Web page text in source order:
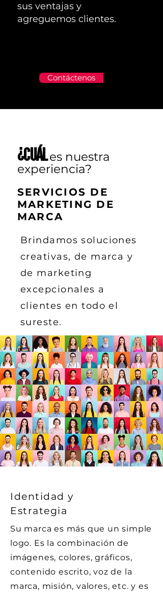
sus ventajas y
agreguemos clientes.
Contáctenos
¿Cuáles nuestra
experiencia?
SERVICIOS DE
MARKETING DE
MARCA
Brindamos soluciones
creativas, de marca y
de marketing
excepcionales a
clientes en todo el
sureste.
Identidad y
Estrategia
Su marca es más que un simple
logo. Es la combinación de
imágenes, colores, gráficos,
contenido escrito, voz de la
marca, misión, valores, etc. y es